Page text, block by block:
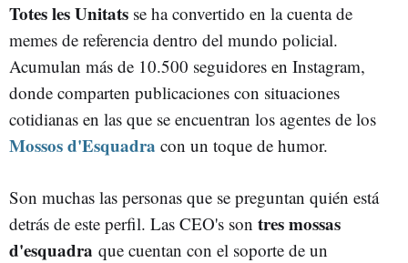
Totes les Unitats se ha convertido en la cuenta de
memes de referencia dentro del mundo policial.
Acumulan más de 10.500 seguidores en Instagram,
donde comparten publicaciones con situaciones
cotidianas en las que se encuentran los agentes de los
Mossos d'Esquadra con un toque de humor.
Son muchas las personas que se preguntan quién está
detrás de este perfil. Las CEO's son tres mossas
d'esquadra que cuentan con el soporte de un